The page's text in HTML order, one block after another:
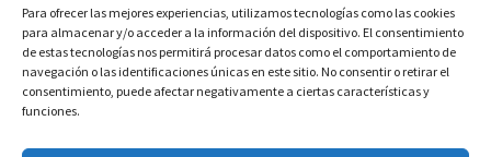
Para ofrecer las mejores experiencias, utilizamos tecnologías como las cookies
para almacenar y/o acceder a la información del dispositivo. El consentimiento
de estas tecnologías nos permitirá procesar datos como el comportamiento de
navegación o las identificaciones únicas en este sitio. No consentir o retirar el
consentimiento, puede afectar negativamente a ciertas características y
funciones.
Accesibilidad